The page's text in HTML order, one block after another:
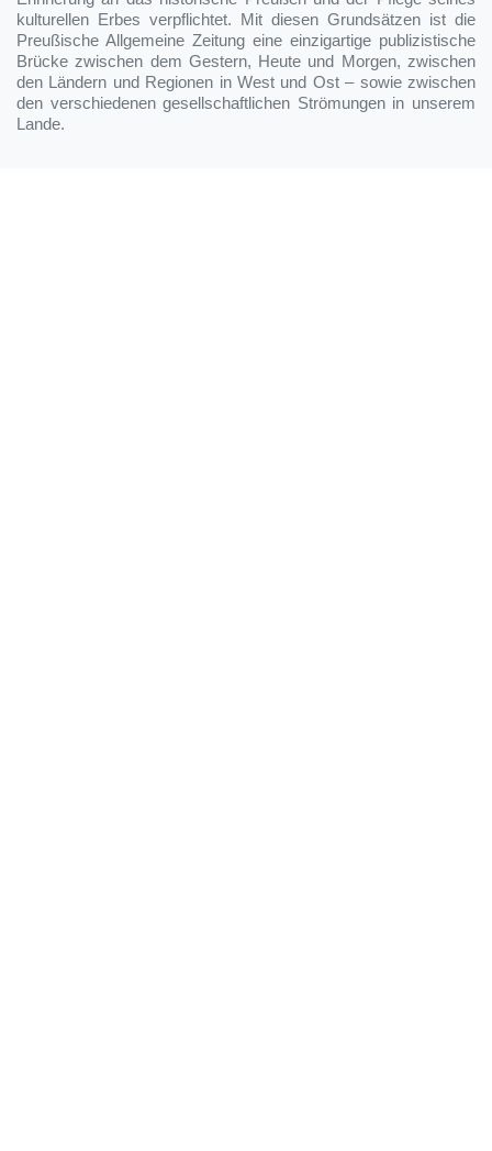
kulturellen Erbes verpflichtet. Mit diesen Grundsätzen ist die
Preußische Allgemeine Zeitung eine einzigartige publizistische
Brücke zwischen dem Gestern, Heute und Morgen, zwischen
den Ländern und Regionen in West und Ost – sowie zwischen
den verschiedenen gesellschaftlichen Strömungen in unserem
Lande.